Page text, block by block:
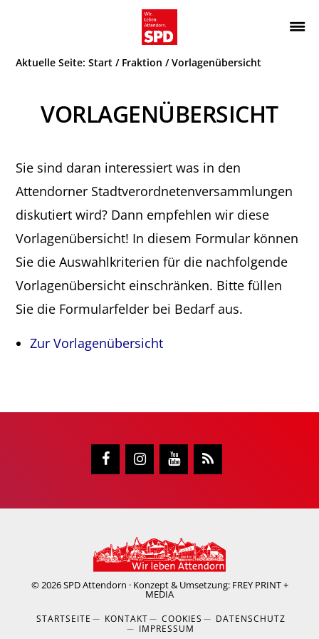
springen
springen
SPD
Leben.
Aktuelle Seite:Start / Fraktion /Vorlagenübersicht
VORLAGENÜBERSICHT
Sie sind daran interessiert was in den
Attendorner Stadtverordnetenversammlungen
diskutiert wird? Dann empfehlen wir diese
Vorlagenübersicht! In diesem Formular können
Sie die Auswahlkriterien für die nachfolgende
Vorlagenübersicht einschränken. Bitte füllen
Sie die Formularfelder bei Bedarf aus.
Zur Vorlagenübersicht
© 2026SPD Attendorn · Konzept & Umsetzung: FREY PRINT +
MEDIA
STARTSEITE KONTAKT COOKIES
DATENSCHUTZ
IMPRESSUM